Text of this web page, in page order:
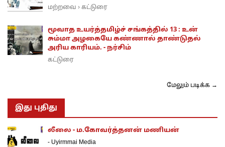
மற்றவை › கட்டுரை
மூவாத உயர்த்தமிழ்ச் சங்கத்தில் 13 : உன்
சும்மா அழகையே கண்ணால் தாண்டுதல்
அரிய காரியம். - நர்சிம்
கட்டுரை
மேலும் படிக்க →
இது புதிது
லீலை - ம.கோவர்த்தனன் மணியன்
- Uyirmmai Media